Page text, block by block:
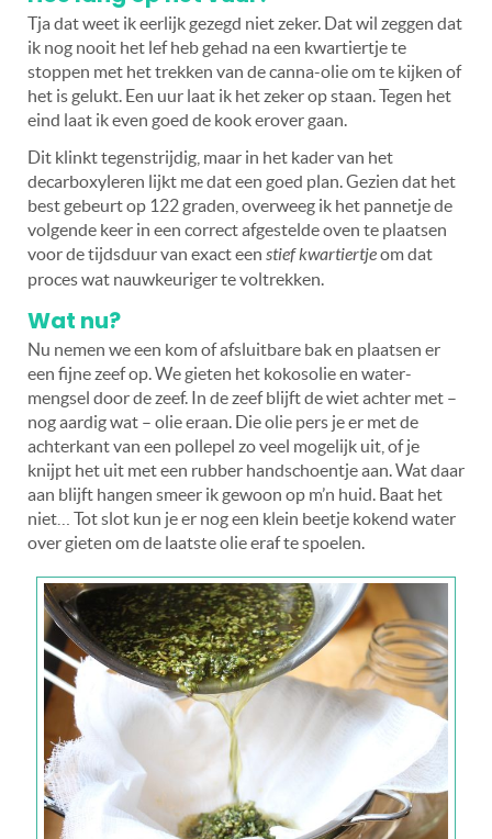
Tja dat weet ik eerlijk gezegd niet zeker. Dat wil zeggen dat
ik nog nooit het lef heb gehad na een kwartiertje te
stoppen met het trekken van de canna-olie om te kijken of
het is gelukt. Een uur laat ik het zeker op staan. Tegen het
eind laat ik even goed de kook erover gaan.
Dit klinkt tegenstrijdig, maar in het kader van het
decarboxyleren lijkt me dat een goed plan. Gezien dat het
best gebeurt op 122 graden, overweeg ik het pannetje de
volgende keer in een correct afgestelde oven te plaatsen
voor de tijdsduur van exact een stief kwartiertjeom dat
proces wat nauwkeuriger te voltrekken.
Wat nu?
Nu nemen we een kom of afsluitbare bak en plaatsen er
een fijne zeef op. We gieten het kokosolie en water-
mengsel door de zeef. In de zeef blijft de wiet achter met –
nog aardig wat – olie eraan. Die olie pers je er met de
achterkant van een pollepel zo veel mogelijk uit, of je
knijpt het uit met een rubber handschoentje aan. Wat daar
aan blijft hangen smeer ik gewoon op m’n huid. Baat het
niet… Tot slot kun je er nog een klein beetje kokend water
over gieten om de laatste olie eraf te spoelen.